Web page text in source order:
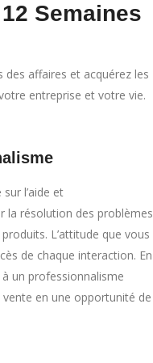
Semaines
affaires et acquérez les
entreprise et votre vie.
l’aide et
la résolution des problèmes
L’attitude que vous
de chaque interaction. En
un professionnalisme
en une opportunité de